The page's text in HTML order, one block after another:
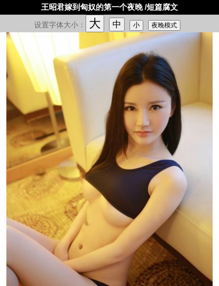
王昭君嫁到匈奴的第一个夜晚 /短篇腐文
设置字体大小： 大 中 小 夜晚模式